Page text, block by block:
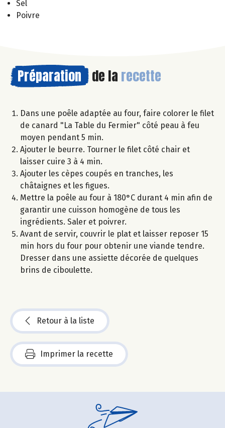
Sel
Poivre
Préparation de la recette
Dans une poêle adaptée au four, faire colorer le filet
de canard "La Table du Fermier" côté peau à feu
moyen pendant 5 min.
Ajouter le beurre. Tourner le filet côté chair et
laisser cuire 3 à 4 min.
Ajouter les cèpes coupés en tranches, les
châtaignes et les figues.
Mettre la poêle au four à 180°C durant 4 min afin de
garantir une cuisson homogène de tous les
ingrédients. Saler et poivrer.
Avant de servir, couvrir le plat et laisser reposer 15
min hors du four pour obtenir une viande tendre.
Dresser dans une assiette décorée de quelques
brins de ciboulette.
Retour à la liste
Imprimer la recette